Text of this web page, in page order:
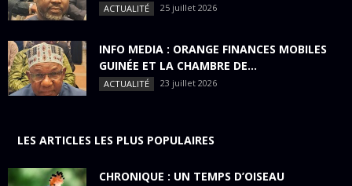
ACTUALITÉ 25 juillet 2026
INFO MEDIA : ORANGE FINANCES MOBILES
GUINÉE ET LA CHAMBRE DE...
ACTUALITÉ 23 juillet 2026
LES ARTICLES LES PLUS POPULAIRES
CHRONIQUE : UN TEMPS D’OISEAU